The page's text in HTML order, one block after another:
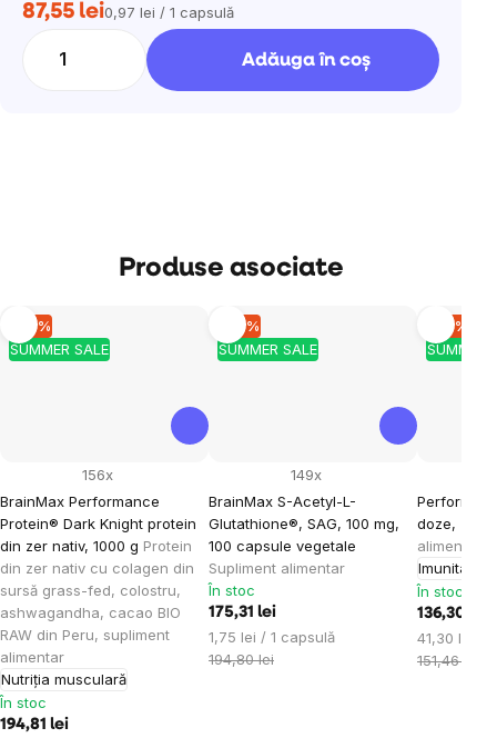
87,55 leiEvaluare
0,97 lei / 1 capsulă
Adăuga în coş
Produse asociate
SUMMER SALE
–10 %
BrainMax Performance
Protein® Dark Knight protein
din zer nativ, 1000 g Protein
din zer nativ cu colagen din
sursă grass-fed, colostru,
ashwagandha, cacao BIO
RAW din Peru, supliment
alimentar
Nutriția musculară
156x
În stoc
194,81 lei
SUMMER SALE
–10 %
BrainMax S-Acetyl-L-
Glutathione®, SAG, 100 mg,
100 capsule vegetale
Supliment alimentar
149x
În stoc
175,31 lei
Evaluare
preţ:
1,75 lei / 1 capsulă
194,80 lei
SUMMER
–10 %
doze, 330
alimentar
Imunitate
În stoc
136,30 lei
Evaluare
preţ:
41,30 lei /
151,46 lei